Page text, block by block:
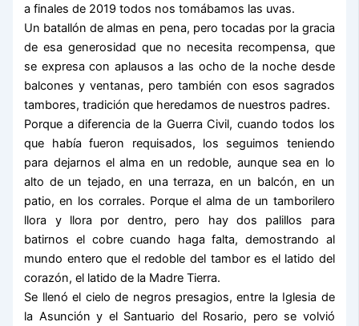
a finales de 2019 todos nos tomábamos las uvas.
Un batallón de almas en pena, pero tocadas por la gracia
de esa generosidad que no necesita recompensa, que
se expresa con aplausos a las ocho de la noche desde
balcones y ventanas, pero también con esos sagrados
tambores, tradición que heredamos de nuestros padres.
Porque a diferencia de la Guerra Civil, cuando todos los
que había fueron requisados, los seguimos teniendo
para dejarnos el alma en un redoble, aunque sea en lo
alto de un tejado, en una terraza, en un balcón, en un
patio, en los corrales. Porque el alma de un tamborilero
llora y llora por dentro, pero hay dos palillos para
batirnos el cobre cuando haga falta, demostrando al
mundo entero que el redoble del tambor es el latido del
corazón, el latido de la Madre Tierra.
Se llenó el cielo de negros presagios, entre la Iglesia de
la Asunción y el Santuario del Rosario, pero se volvió